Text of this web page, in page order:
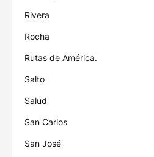
Rivera
Rocha
Rutas de América.
Salto
Salud
San Carlos
San José